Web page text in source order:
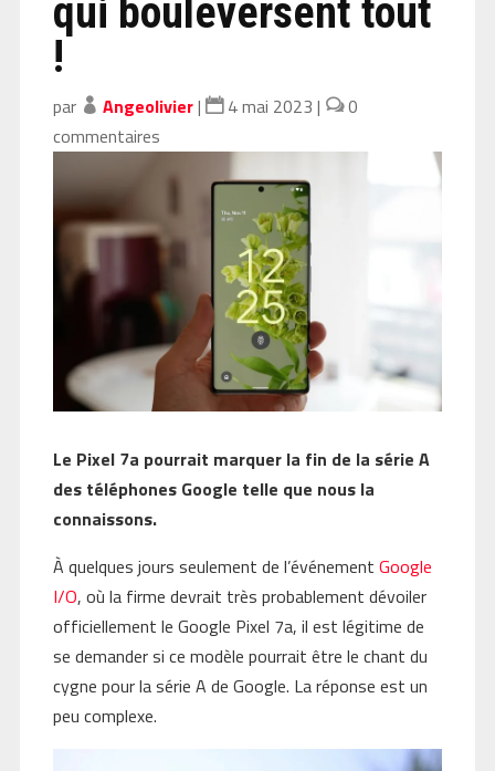
qui bouleversent tout
!
par Angeolivier| 4 mai 2023 |
0
commentaires
Le Pixel 7a pourrait marquer la fin de la série A
des téléphones Google telle que nous la
connaissons.
À quelques jours seulement de l’événement Google
I/O, où la firme devrait très probablement dévoiler
officiellement le Google Pixel 7a, il est légitime de
se demander si ce modèle pourrait être le chant du
cygne pour la série A de Google. La réponse est un
peu complexe.